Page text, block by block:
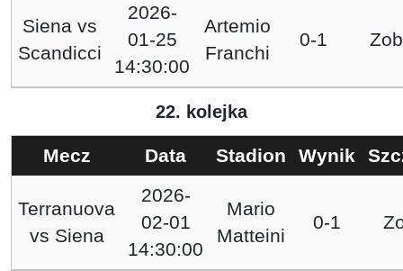
Siena vs
Scandicci
2026-
01-25
14:30:00
Artemio
Franchi
0-1
22. kolejka
Mecz Data Stadion Wynik
Terranuova
vs Siena
2026-
02-01
14:30:00
Mario
Matteini
0-1